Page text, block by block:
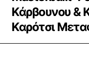
Κάρβουνου &
Καρότσι